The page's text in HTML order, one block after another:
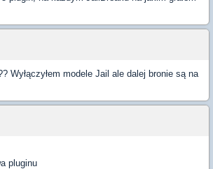
Wyłączyłem modele Jail ale dalej bronie są na
pluginu